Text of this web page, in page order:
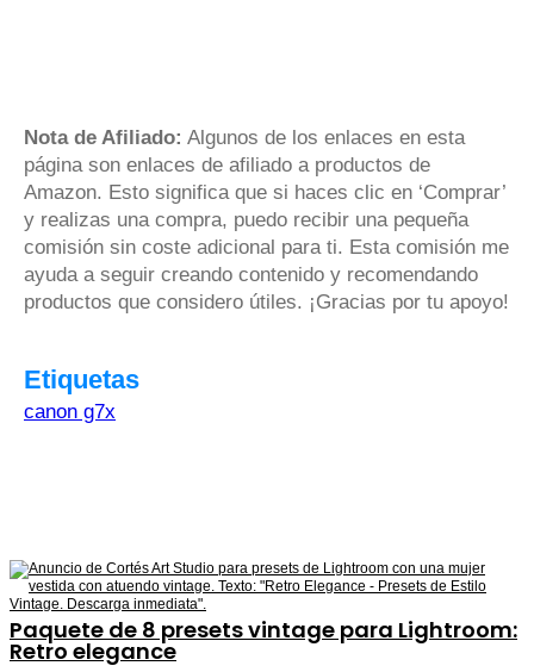
Nota de Afiliado: Algunos de los enlaces en esta
página son enlaces de afiliado a productos de
Amazon. Esto significa que si haces clic en ‘Comprar’
y realizas una compra, puedo recibir una pequeña
comisión sin coste adicional para ti. Esta comisión me
ayuda a seguir creando contenido y recomendando
productos que considero útiles. ¡Gracias por tu apoyo!
Etiquetas
canon g7x
Paquete de 8 presets vintage para Lightroom:
Retro elegance